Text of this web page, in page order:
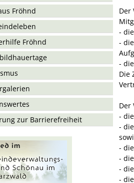
Fröhnd
Fröhnd
zur Barrierefreiheit
Der
-
-
-
Die
Der
-
-
-
-
-
-